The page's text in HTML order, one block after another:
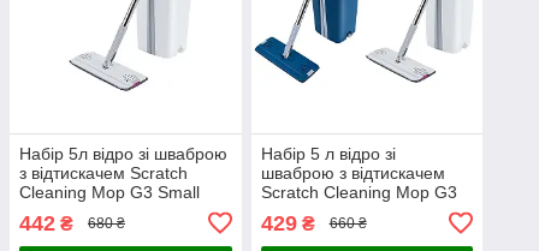
Набір 5л відро зі шваброю
з відтискачем Scratch
Cleaning Mop G3 Small
для миття підлоги
442 ₴ 680 ₴
Набір 5 л відро зі
шваброю з відтискачем
Scratch Cleaning Mop G3
відром для миття підлоги
429₴ 660 ₴